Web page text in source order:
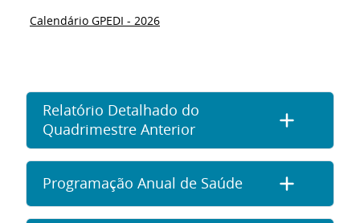
Calendário GPEDI - 2026
Relatório Detalhado do
Quadrimestre Anterior
Programação Anual de Saúde